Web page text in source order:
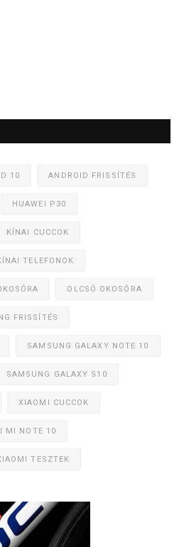
10 ANDROID FRISSÍTÉS
HUAWEI P30
KÍNAI CUCCOK
TELEFONOK
OLCSÓ OKOSÓRA
FRISSÍTÉS
SAMSUNG GALAXY NOTE 10
SAMSUNG GALAXY S10
XIAOMI CUCCOK
MI NOTE 10
TESZTEK